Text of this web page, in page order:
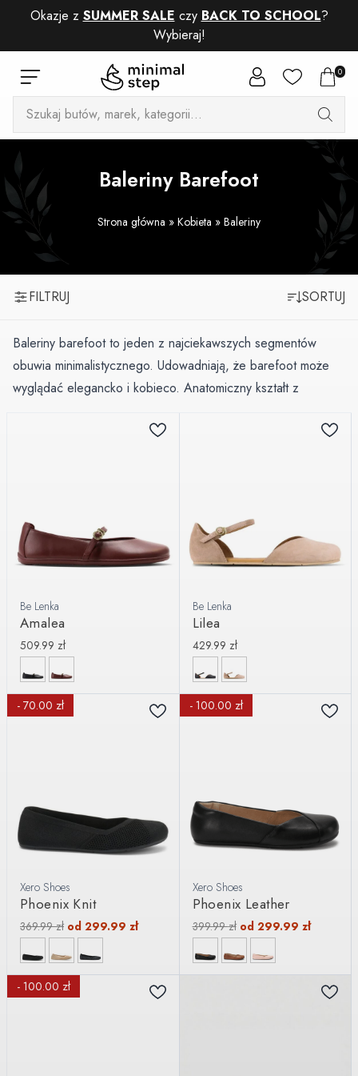
Okazje z SUMMER SALE czy BACK TO SCHOOL?
Wybieraj!
0
Wyszukiwarka
produktów
Baleriny Barefoot
Strona główna » Kobieta » Baleriny
FILTRUJ SORTUJ
Baleriny barefoot to jeden z najciekawszych segmentów
obuwia minimalistycznego. Udowadniają, że barefoot może
wyglądać elegancko i kobieco. Anatomiczny kształt z
szerokim przodem jest tu sprytnie wkomponowany w
klasyczną formę baleriny, więc z zewnątrz buty wyglądają jak
Groundies (smukłe linie, idealne dla węższych stóp) i Koel
(lekkie, z oddychającymi materiałami na lato). Baleriny
barefoot sprawdzają się zarówno do sukienki, jak i do
Be Lenka
Amalea
509.99 zł
Be Lenka
Lilea
429.99 zł
- 70.00 zł
Xero Shoes
Phoenix Knit
369.99zł od 299.99 zł
- 100.00 zł
Xero Shoes
Phoenix Leather
399.99zł od 299.99 zł
- 100.00 zł